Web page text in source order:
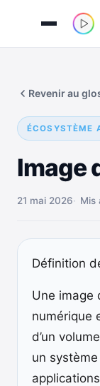
contenu
ÉCOSYSTÈME
Image
Revenir au
21 mai 2026 Mis
Définition
Une image
numérique
d’un
un